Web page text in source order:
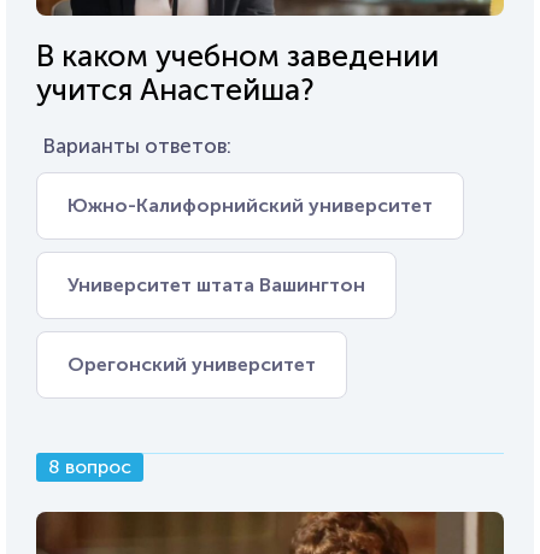
В каком учебном заведении
учится Анастейша?
Варианты ответов:
Южно-Калифорнийский университет
Университет штата Вашингтон
Орегонский университет
8 вопрос